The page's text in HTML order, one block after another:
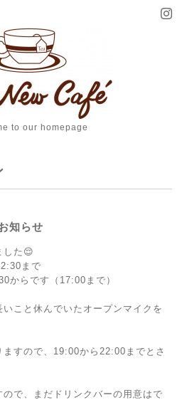
to our homepage
知らせ
した😌
まで
からです（17:00まで）
こと休んでいたオープンマイクを
すので、19:00から22:00までとさ
で、まだドリンクバーの用意はで